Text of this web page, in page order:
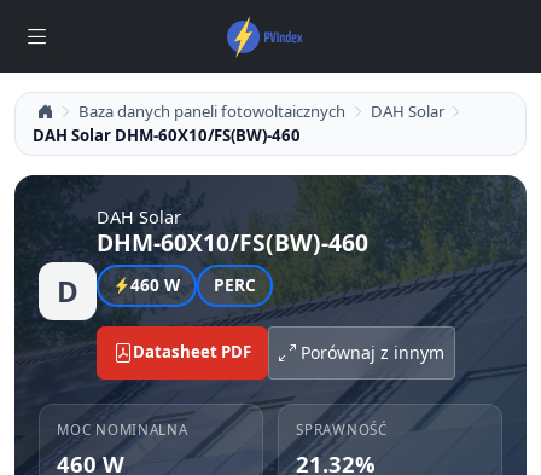
Baza danych paneli fotowoltaicznych
DAH Solar
DAH Solar DHM-60X10/FS(BW)-460
D
DAH Solar
DHM-60X10/FS(BW)-460
460 W PERC
Datasheet PDF Porównaj z innym
MOC NOMINALNA
460 W
SPRAWNOŚĆ
21.32%